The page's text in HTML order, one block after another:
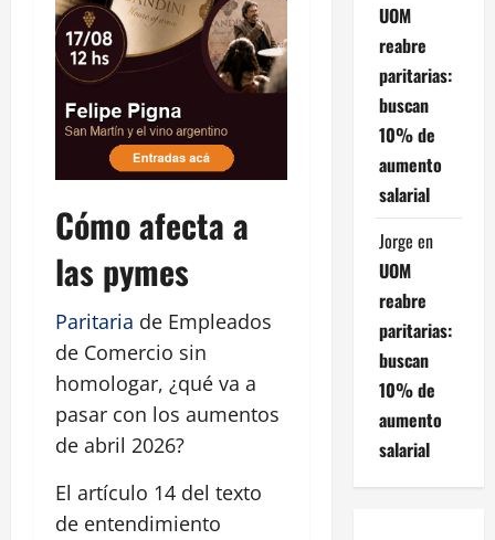
Cómo afecta a
las pymes
Paritaria de Empleados
de Comercio sin
homologar, ¿qué va a
pasar con los aumentos
de abril 2026?
El artículo 14 del texto
de entendimiento
UOM
reabre
paritarias:
buscan
10% de
aumento
salarial
Jorge en
UOM
reabre
paritarias:
buscan
10% de
aumento
salarial